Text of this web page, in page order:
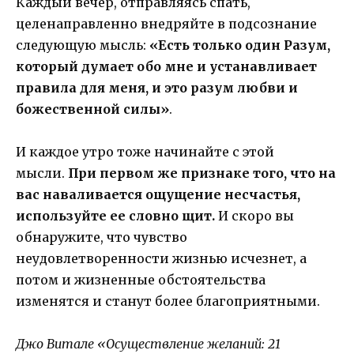
целенаправленно внедряйте в подсознание
следующую мысль: «Есть только один Разум,
который думает обо мне и устанавливает
правила для меня, и это разум любви и
божественной силы».
И каждое утро тоже начинайте с этой
мысли. При первом же признаке того, что на
вас наваливается ощущение несчастья,
используйте ее словно щит. И скоро вы
обнаружите, что чувство
неудовлетворенности жизнью исчезнет, а
потом и жизненные обстоятельства
изменятся и станут более благоприятными.
Джо Витале «Осуществление желаний: 21